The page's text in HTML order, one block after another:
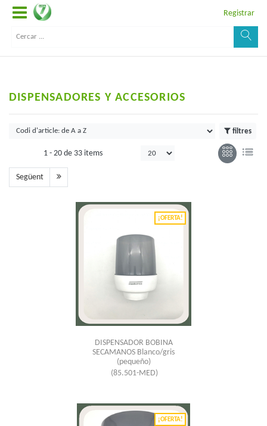
Registrar
DISPENSADORES Y ACCESORIOS
filtres
1 - 20 de 33 items
Següent
¡OFERTA!
DISPENSADOR BOBINA
SECAMANOS Blanco/gris
(pequeño)
(85.501-MED)
¡OFERTA!